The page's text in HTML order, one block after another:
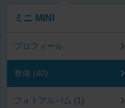
ミニ MINI
プロフィール
整備 (40)
フォトアルバム (1)